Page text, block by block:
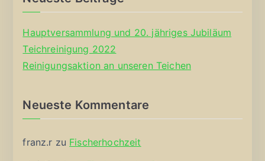
Hauptversammlung und 20. jähriges Jubiläum
Teichreinigung 2022
Reinigungsaktion an unseren Teichen
Neueste Kommentare
franz.r zu Fischerhochzeit